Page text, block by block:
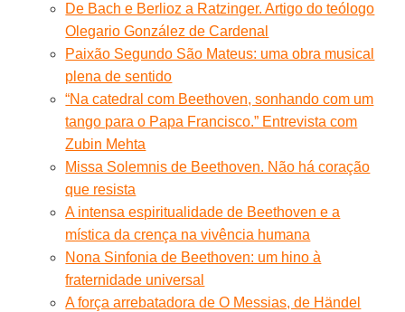
De Bach e Berlioz a Ratzinger. Artigo do teólogo
Olegario González de Cardenal
Paixão Segundo São Mateus: uma obra musical
plena de sentido
“Na catedral com Beethoven, sonhando com um
tango para o Papa Francisco.” Entrevista com
Zubin Mehta
Missa Solemnis de Beethoven. Não há coração
que resista
A intensa espiritualidade de Beethoven e a
mística da crença na vivência humana
Nona Sinfonia de Beethoven: um hino à
fraternidade universal
A força arrebatadora de O Messias, de Händel